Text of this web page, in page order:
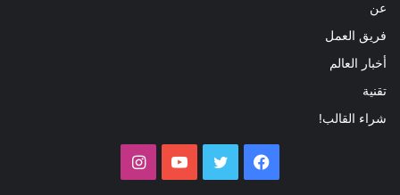
عن
فريق العمل
أخبار العالم
تقنية
شراء القالب!
فيسبوك تويتر يوتيوب